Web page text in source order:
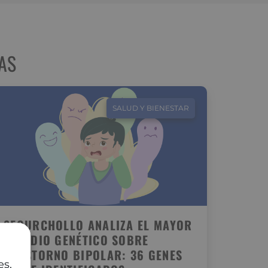
SALUD Y BIENESTAR
SEGURCHOLLO ANALIZA EL MAYOR
ESTUDIO GENÉTICO SOBRE
TRASTORNO BIPOLAR: 36 GENES